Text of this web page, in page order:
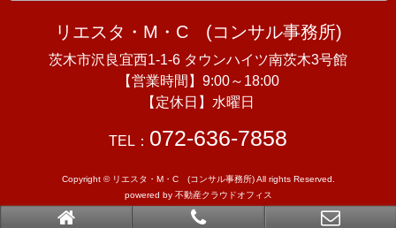
リエスタ・M・C (コンサル事務所)
茨木市沢良宜西1-1-6 タウンハイツ南茨木3号館
【営業時間】9:00～18:00
【定休日】水曜日
TEL： 072-636-7858
Copyright © リエスタ・M・C (コンサル事務所) All rights Reserved.
powered by 不動産クラウドオフィス